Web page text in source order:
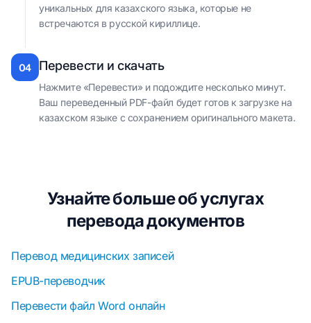
уникальных для казахского языка, которые не
встречаются в русской кириллице.
04 Перевести и скачать
Нажмите «Перевести» и подождите несколько минут.
Ваш переведенный PDF-файл будет готов к загрузке на
казахском языке с сохранением оригинального макета.
Узнайте больше об услугах
перевода документов
Перевод медицинских записей
EPUB-переводчик
Перевести файл Word онлайн